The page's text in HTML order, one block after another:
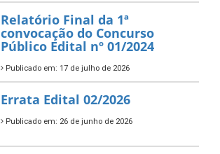
Relatório Final da 1ª
convocação do Concurso
Público Edital nº 01/2024
Publicado em: 17 de julho de 2026
Errata Edital 02/2026
Publicado em: 26 de junho de 2026